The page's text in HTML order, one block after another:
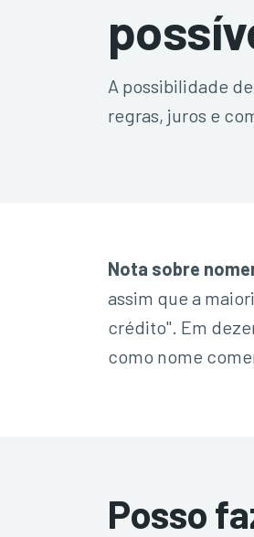
A possibilidade
regras, juros e
Nota sobre
assim que a
crédito". Em
como nome
Posso